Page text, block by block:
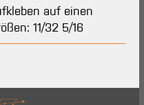
auf einen
11/32 5/16